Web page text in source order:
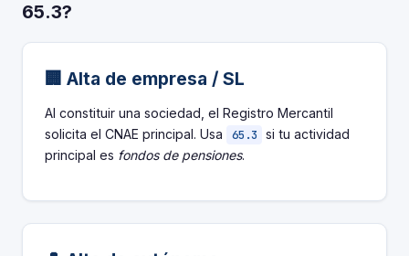
65.3?
🏢 Alta de empresa / SL
Al constituir una sociedad, el Registro Mercantil
solicita el CNAE principal. Usa
65.3 si tu actividad
principal es fondos de pensiones.